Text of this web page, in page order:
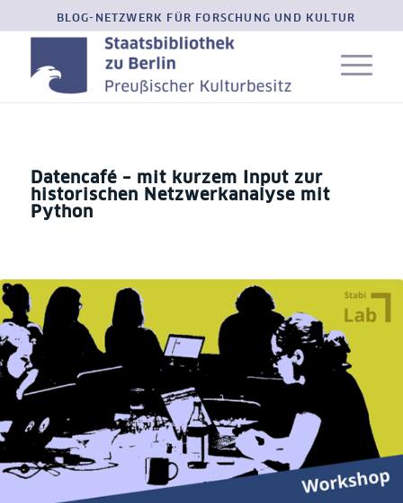
BLOG-NETZWERK FÜR FORSCHUNG UND KULTUR
Datencafé – mit kurzem Input zur
historischen Netzwerkanalyse mit
Python